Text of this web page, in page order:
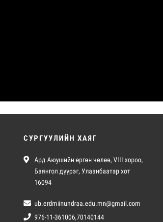
СУРГУУЛИЙН ХАЯГ
Ард Аюушийн өргөн чөлөө, VIII хороо,
Баянгол дүүрэг, Улаанбаатар хот
16094
ub.erdmiinundraa.edu.mn@gmail.com
976-11-361006,70140144